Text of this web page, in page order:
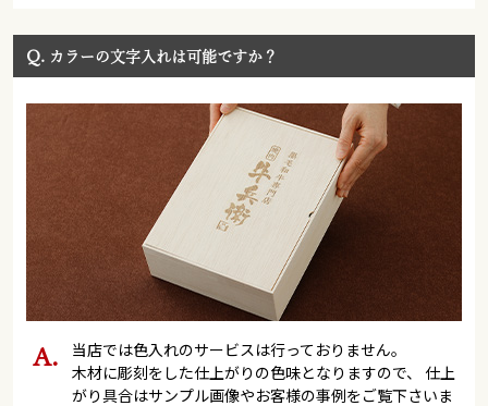
Q. カラーの文字入れは可能ですか？
当店では色入れのサービスは行っておりません。
木材に彫刻をした仕上がりの色味となりますので、 仕上
がり具合はサンプル画像やお客様の事例をご覧下さいま